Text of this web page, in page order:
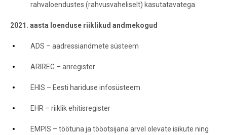
rahvaloendustes (rahvusvaheliselt) kasutatavatega
2021. aasta loenduse riiklikud andmekogud
ADS – aadressiandmete süsteem
ARIREG – äriregister
EHIS – Eesti hariduse infosüsteem
EHR – riiklik ehitisregister
EMPIS – töötuna ja tööotsijana arvel olevate isikute ning